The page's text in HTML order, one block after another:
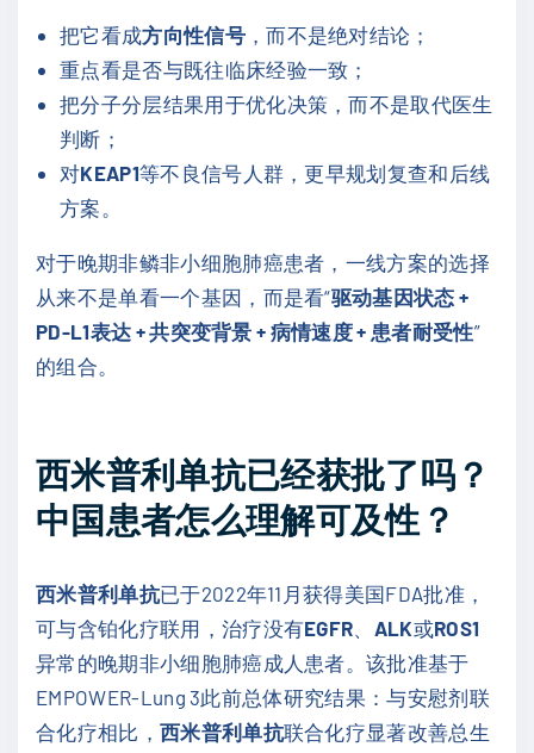
把它看成方向性信号，而不是绝对结论；
重点看是否与既往临床经验一致；
把分子分层结果用于优化决策，而不是取代医生
判断；
对KEAP1等不良信号人群，更早规划复查和后线
方案。
对于晚期非鳞非小细胞肺癌患者，一线方案的选择
从来不是单看一个基因，而是看“驱动基因状态 +
PD-L1表达 + 共突变背景 + 病情速度 + 患者耐受性”
的组合。
西米普利单抗已经获批了吗？
中国患者怎么理解可及性？
西米普利单抗已于2022年11月获得美国FDA批准，
可与含铂化疗联用，治疗没有EGFR、 ALK或ROS1
异常的晚期非小细胞肺癌成人患者。该批准基于
EMPOWER-Lung 3此前总体研究结果：与安慰剂联
合化疗相比， 西米普利单抗联合化疗显著改善总生